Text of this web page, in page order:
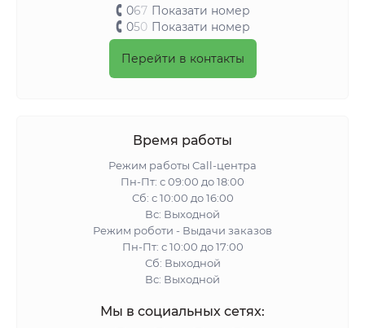
067 Показати номер
050 Показати номер
Перейти в контакты
Время работы
Режим работы Call-центра
Пн-Пт: с 09:00 до 18:00
Сб: с 10:00 до 16:00
Вс: Выходной
Режим роботи - Выдачи заказов
Пн-Пт: с 10:00 до 17:00
Сб: Выходной
Вс: Выходной
Мы в социальных сетях: